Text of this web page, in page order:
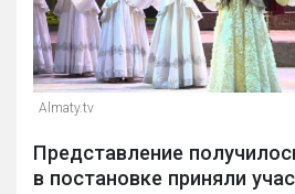
Almaty.tv
Представление
в постановке приняли